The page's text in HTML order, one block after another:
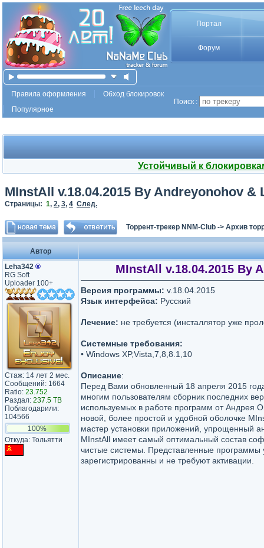
Портал
Форум
Правила оформления
Обход блокировок
Популярное
Поиск :
Устойчивый к
MInstAll v.18.04.2015 By Andreyonohov &
Страницы: 1, 2, 3, 4 След.
Торрент-трекер NNM-Club -> Архив
Автор
Leha342 ®
RG Soft
Uploader 100+
Стаж: 14 лет 2 мес.
Сообщений: 1664
Ratio: 23.752
Раздал: 237.5 TB
Поблагодарили:
104566
100%
Откуда: Тольятти
MInstAll v.18.04.2015 By
Версия программы: v.18.04.2015
Язык интерфейса: Русский
Лечение: не требуется (инсталлятор уже
Системные требования:
• Windows XP,Vista,7,8,8.1,10
Описание:
Перед Вами обновленный 18 апреля 2015
многим пользователям сборник последних
используемых в работе программ от Андрея
новой, более простой и удобной оболочке
мастер установки приложений, упрощенный
MInstAll имеет самый оптимальный состав
чистые системы. Представленные программы
зарегистрированны и не требуют активации.